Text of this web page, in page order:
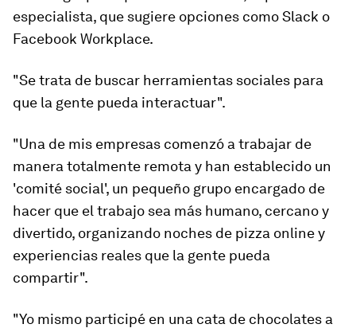
especialista, que sugiere opciones como Slack o
Facebook Workplace.
"Se trata de buscar herramientas sociales para
que la gente pueda interactuar".
"Una de mis empresas comenzó a trabajar de
manera totalmente remota y han establecido un
'comité social', un pequeño grupo encargado de
hacer que el trabajo sea más humano, cercano y
divertido, organizando noches de pizza online y
experiencias reales que la gente pueda
compartir".
"Yo mismo participé en una cata de chocolates a